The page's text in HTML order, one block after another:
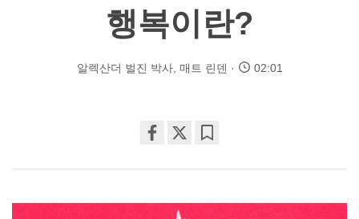
행복이란?
알렉산더 벌진 박사, 매트 린덴 02:01
on